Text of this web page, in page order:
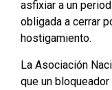
asfixiar a un
obligada a cerrar
hostigamiento.
La Asociación
que un